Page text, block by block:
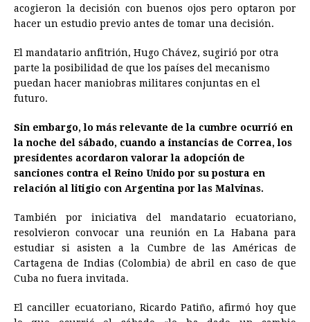
acogieron la decisión con buenos ojos pero optaron por
hacer un estudio previo antes de tomar una decisión.
El mandatario anfitrión, Hugo Chávez, sugirió por otra
parte la posibilidad de que los países del mecanismo
puedan hacer maniobras militares conjuntas en el
futuro.
Sin embargo, lo más relevante de la cumbre ocurrió en
la noche del sábado, cuando a instancias de Correa, los
presidentes acordaron valorar la adopción de
sanciones contra el Reino Unido por su postura en
relación al litigio con Argentina por las Malvinas.
También por iniciativa del mandatario ecuatoriano,
resolvieron convocar una reunión en La Habana para
estudiar si asisten a la Cumbre de las Américas de
Cartagena de Indias (Colombia) de abril en caso de que
Cuba no fuera invitada.
El canciller ecuatoriano, Ricardo Patiño, afirmó hoy que